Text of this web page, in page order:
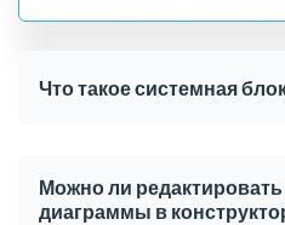
Что такое системная
Можно ли
диаграммы в